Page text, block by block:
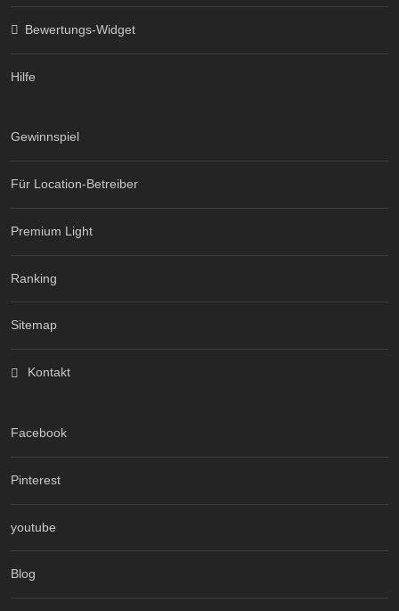
Bewertungs-Widget
Hilfe
Gewinnspiel
Für Location-Betreiber
Premium Light
Ranking
Sitemap
Kontakt
Facebook
Pinterest
youtube
Blog